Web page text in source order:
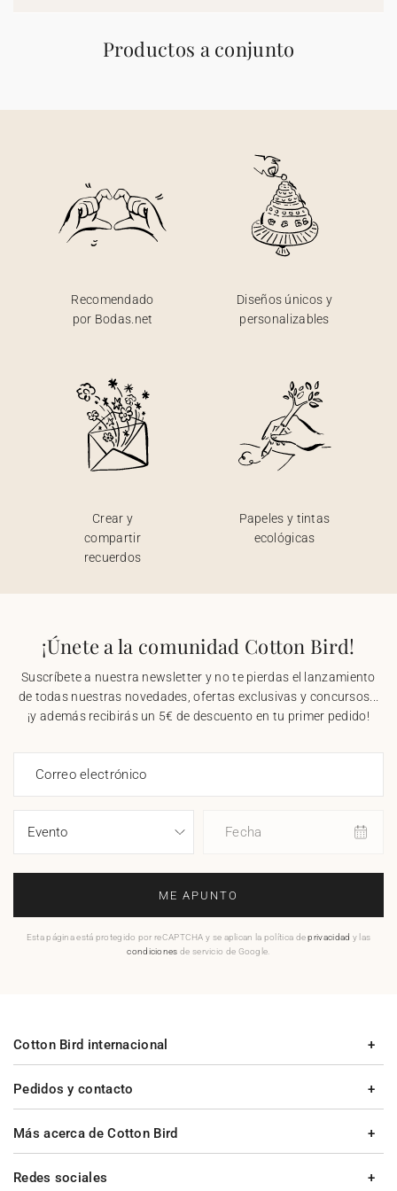
Productos a conjunto
Recomendado
por Bodas.net
Diseños únicos y
personalizables
Crear y
compartir
recuerdos
Papeles y tintas
ecológicas
¡Únete a la comunidad Cotton Bird!
Suscríbete a nuestra newsletter y no te pierdas el lanzamiento
de todas nuestras novedades, ofertas exclusivas y concursos...
¡y además recibirás un 5€ de descuento en tu primer pedido!
Correo electrónico
Fecha
ME APUNTO
Esta página está protegido por reCAPTCHA y se aplican la política deprivacidad y las
condiciones de servicio de Google.
Pedidos y contacto
Más acerca de Cotton Bird
Cotton Bird internacional
Redes sociales